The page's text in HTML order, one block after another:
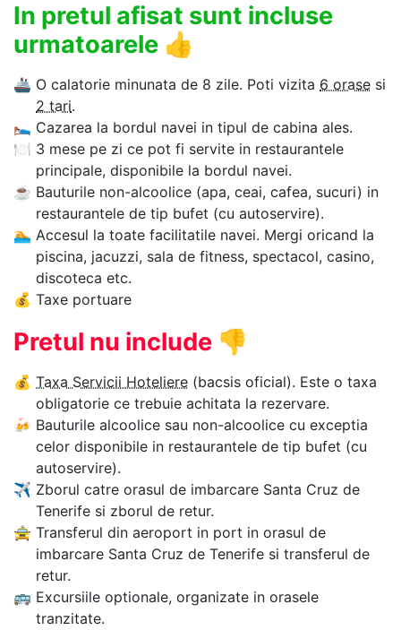
In pretul afisat sunt incluse
urmatoarele 👍
🚢 O calatorie minunata de 8 zile. Poti vizita 6 orase si
2 tari.
🛌 Cazarea la bordul navei in tipul de cabina ales.
🍽 3 mese pe zi ce pot fi servite in restaurantele
principale, disponibile la bordul navei.
☕ Bauturile non-alcoolice (apa, ceai, cafea, sucuri) in
restaurantele de tip bufet (cu autoservire).
🏊‍ Accesul la toate facilitatile navei. Mergi oricand la
piscina, jacuzzi, sala de fitness, spectacol, casino,
discoteca etc.
💰 Taxe portuare
Pretul nu include 👎
💰 Taxa Servicii Hoteliere (bacsis oficial). Este o taxa
obligatorie ce trebuie achitata la rezervare.
🍻 Bauturile alcoolice sau non-alcoolice cu exceptia
celor disponibile in restaurantele de tip bufet (cu
autoservire).
✈ Zborul catre orasul de imbarcare Santa Cruz de
Tenerife si zborul de retur.
🚖 Transferul din aeroport in port in orasul de
imbarcare Santa Cruz de Tenerife si transferul de
retur.
🚌 Excursiile optionale, organizate in orasele
tranzitate.